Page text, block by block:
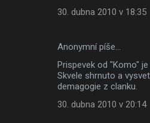
30. dubna 2010 v 18:35
Anonymní píše…
Prispevek od "Komo" je
Skvele shrnuto a
demagogie z clanku.
30. dubna 2010 v 20:14